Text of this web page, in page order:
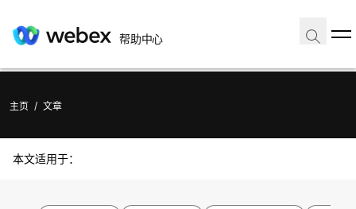
帮助中心
主页 / 文章
本文适用于：